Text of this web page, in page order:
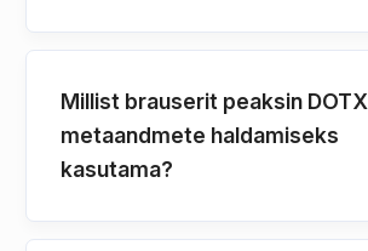
Millist brauserit peaksin DOTX
metaandmete haldamiseks
kasutama?